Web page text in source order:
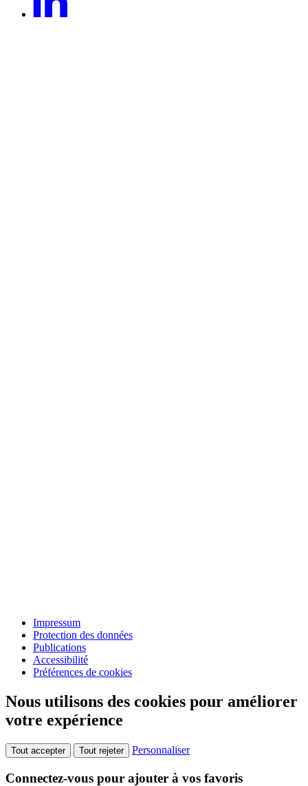
Impressum
Protection des données
Publications
Accessibilité
Préférences de cookies
Nous utilisons des cookies pour améliorer
votre expérience
Tout accepter Tout rejeter Personnaliser
Connectez-vous pour ajouter à vos favoris